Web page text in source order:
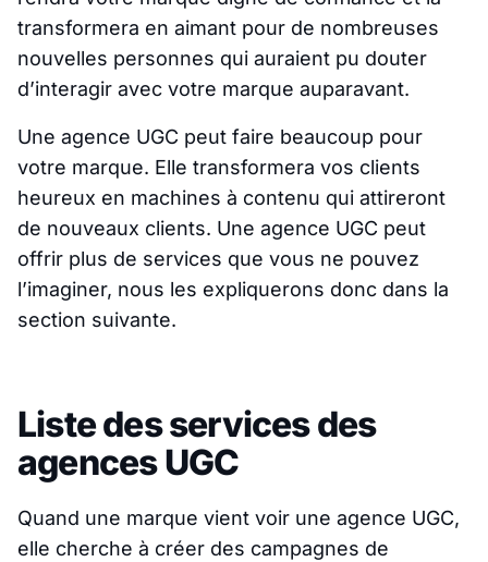
transformera en aimant pour de nombreuses
nouvelles personnes qui auraient pu douter
d’interagir avec votre marque auparavant.
Une agence UGC peut faire beaucoup pour
votre marque. Elle transformera vos clients
heureux en machines à contenu qui attireront
de nouveaux clients. Une agence UGC peut
offrir plus de services que vous ne pouvez
l’imaginer, nous les expliquerons donc dans la
section suivante.
Liste des services des
agences UGC
Quand une marque vient voir une agence UGC,
elle cherche à créer des campagnes de